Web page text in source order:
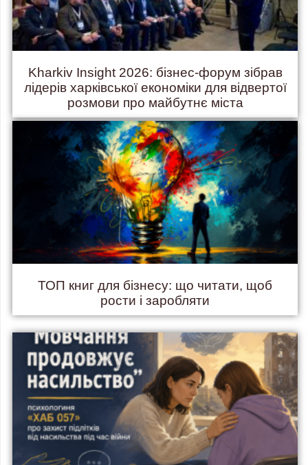
Kharkiv Insight 2026: бізнес-форум зібрав
лідерів харківської економіки для відвертої
розмови про майбутнє міста
ТОП книг для бізнесу: що читати, щоб
рости і заробляти